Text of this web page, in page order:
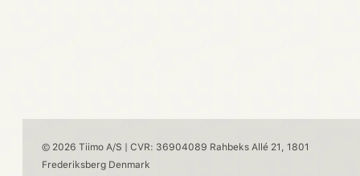
© 2026 Tiimo A/S | CVR: 36904089 Rahbeks Allé 21, 1801
Frederiksberg Denmark